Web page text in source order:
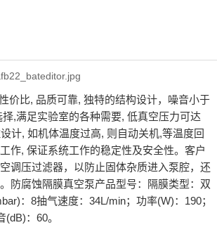
价比, 品质可靠, 独特的结构设计，噪音小于
,满足实验室的各种需要, 低真空压力可达
计, 如机体温度过高, 则自动关机,等温度回
作, 保证系统工作的稳定性及安全性。客户
调压过滤器，以防止固体杂质进入泵腔，还
防腐蚀隔膜真空泵产品型号：隔膜类型：双
：8抽气速度：34L/min；功率(W)：190；
：60。